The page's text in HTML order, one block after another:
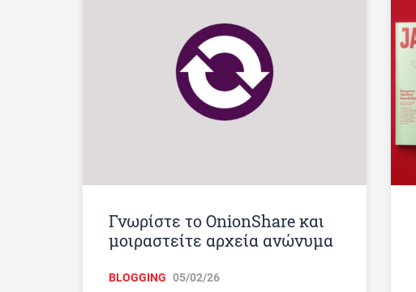
Γνωρίστε το OnionShare και
μοιραστείτε αρχεία ανώνυμα
BLOGGING 05/02/26